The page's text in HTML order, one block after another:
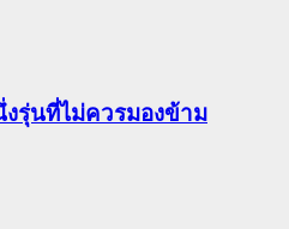
งรุ่นที่ไม่ควรมองข้าม